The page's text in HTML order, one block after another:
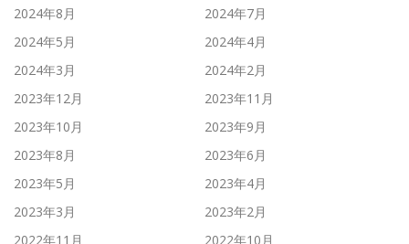
2024年8月
2024年7月
2024年5月
2024年4月
2024年3月
2024年2月
2023年12月
2023年11月
2023年10月
2023年9月
2023年8月
2023年6月
2023年5月
2023年4月
2023年3月
2023年2月
2022年11月
2022年10月